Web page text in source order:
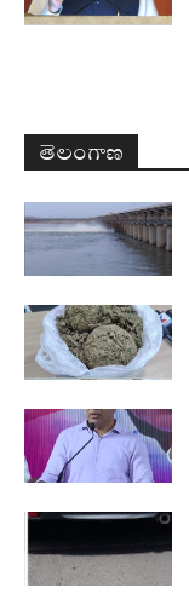
తెలంగాణ